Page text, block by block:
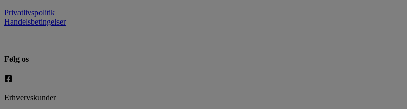
Privatlivspolitik
Handelsbetingelser
Følg os
Erhvervskunder